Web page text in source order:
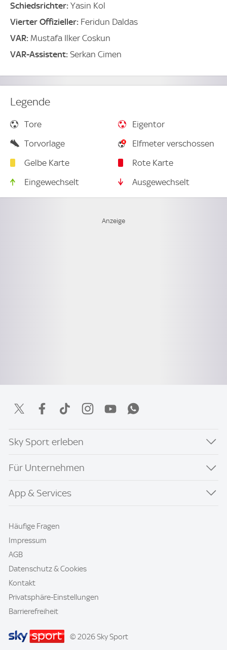
Schiedsrichter: Yasin Kol
Vierter Offizieller: Feridun Daldas
VAR: Mustafa Ilker Coskun
VAR-Assistent: Serkan Cimen
Legende
Tore
Eigentor
Torvorlage
Elfmeter verschossen
Gelbe Karte
Rote Karte
Eingewechselt
Ausgewechselt
Sky Sport erleben
Für Unternehmen
App & Services
Häufige Fragen
Impressum
AGB
Datenschutz & Cookies
Kontakt
Privatsphäre-Einstellungen
Barrierefreiheit
© 2026 Sky Sport